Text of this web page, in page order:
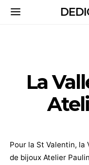
La
Pour la St Valentin, la
de bijoux Atelier